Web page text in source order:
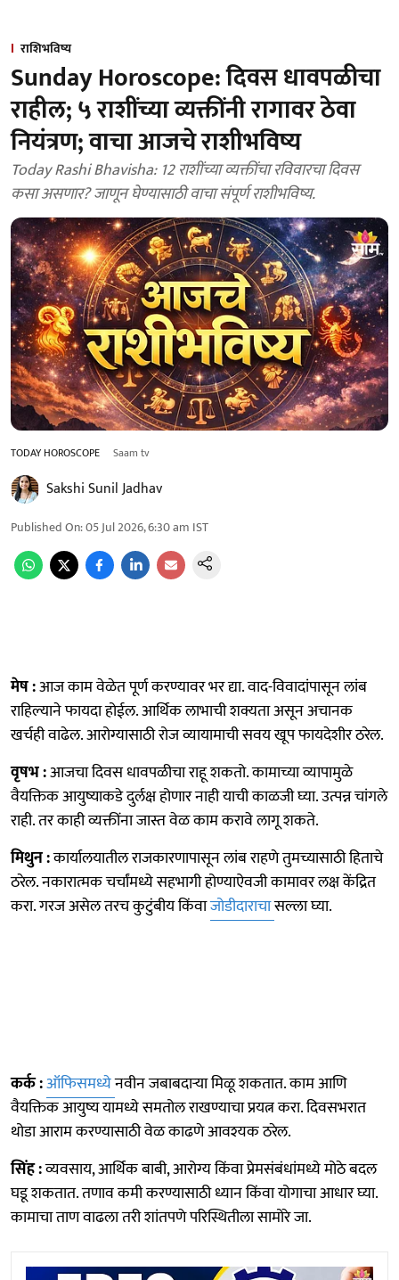
राशिभविष्य
Sunday Horoscope: दिवस धावपळीचा
राहील; ५ राशींच्या व्यक्तींनी रागावर ठेवा
नियंत्रण; वाचा आजचे राशीभविष्य
Today Rashi Bhavisha: 12 राशींच्या व्यक्तींचा रविवारचा दिवस
कसा असणार? जाणून घेण्यासाठी वाचा संपूर्ण राशीभविष्य.
TODAY HOROSCOPE Saam tv
Sakshi Sunil Jadhav
Published On:05 Jul 2026, 6:30 am IST
मेष :आज काम वेळेत पूर्ण करण्यावर भर द्या. वाद-विवादांपासून लांब
राहिल्याने फायदा होईल. आर्थिक लाभाची शक्यता असून अचानक
खर्चही वाढेल. आरोग्यासाठी रोज व्यायामाची सवय खूप फायदेशीर ठरेल.
वृषभ :आजचा दिवस धावपळीचा राहू शकतो. कामाच्या व्यापामुळे
वैयक्तिक आयुष्याकडे दुर्लक्ष होणार नाही याची काळजी घ्या. उत्पन्न चांगले
राही. तर काही व्यक्तींना जास्त वेळ काम करावे लागू शकते.
मिथुन :कार्यालयातील राजकारणापासून लांब राहणे तुमच्यासाठी हिताचे
ठरेल. नकारात्मक चर्चांमध्ये सहभागी होण्याऐवजी कामावर लक्ष केंद्रित
करा. गरज असेल तरच कुटुंबीय किंवाजोडीदाराचासल्ला घ्या.
कर्क :ऑफिसमध्येनवीन जबाबदाऱ्या मिळू शकतात. काम आणि
वैयक्तिक आयुष्य यामध्ये समतोल राखण्याचा प्रयत्न करा. दिवसभरात
थोडा आराम करण्यासाठी वेळ काढणे आवश्यक ठरेल.
सिंह :व्यवसाय, आर्थिक बाबी, आरोग्य किंवा प्रेमसंबंधांमध्ये मोठे बदल
घडू शकतात. तणाव कमी करण्यासाठी ध्यान किंवा योगाचा आधार घ्या.
कामाचा ताण वाढला तरी शांतपणे परिस्थितीला सामोरे जा.